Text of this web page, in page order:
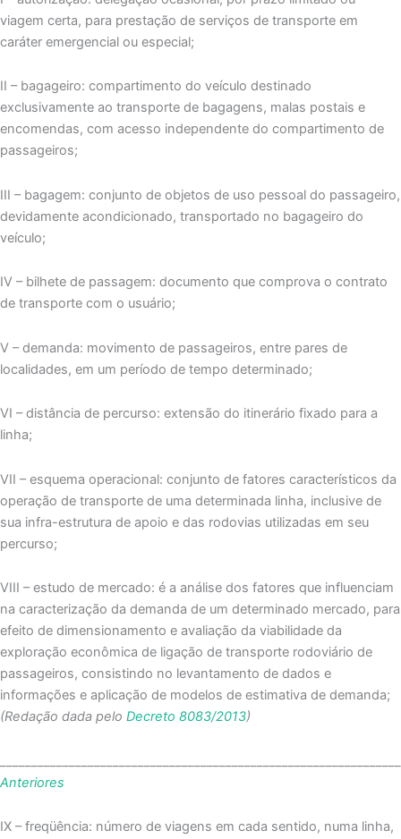
viagem certa, para prestação de serviços de transporte em
caráter emergencial ou especial;
II – bagageiro: compartimento do veículo destinado
exclusivamente ao transporte de bagagens, malas postais e
encomendas, com acesso independente do compartimento de
passageiros;
III – bagagem: conjunto de objetos de uso pessoal do passageiro,
devidamente acondicionado, transportado no bagageiro do
veículo;
IV – bilhete de passagem: documento que comprova o contrato
de transporte com o usuário;
V – demanda: movimento de passageiros, entre pares de
localidades, em um período de tempo determinado;
VI – distância de percurso: extensão do itinerário fixado para a
linha;
VII – esquema operacional: conjunto de fatores característicos da
operação de transporte de uma determinada linha, inclusive de
sua infra-estrutura de apoio e das rodovias utilizadas em seu
percurso;
VIII – estudo de mercado: é a análise dos fatores que influenciam
na caracterização da demanda de um determinado mercado, para
efeito de dimensionamento e avaliação da viabilidade da
exploração econômica de ligação de transporte rodoviário de
passageiros, consistindo no levantamento de dados e
informações e aplicação de modelos de estimativa de demanda;
(Redação dada pelo Decreto 8083/2013)
Anteriores
IX – freqüência: número de viagens em cada sentido, numa linha,